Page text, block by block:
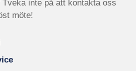
inte på att kontakta oss
möte!